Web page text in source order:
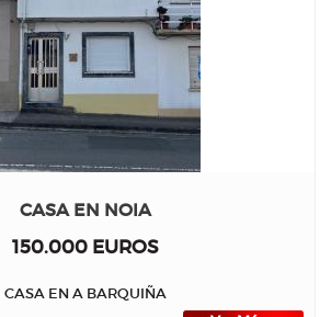
CASA EN NOIA
150.000 EUROS
CASA EN A BARQUIÑA